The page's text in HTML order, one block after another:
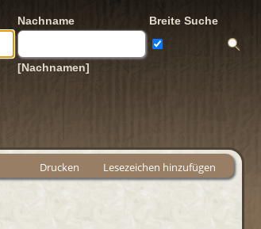
Nachname Breite Suche
[Nachnamen]
Drucken Lesezeichen hinzufügen